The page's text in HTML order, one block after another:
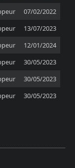
07/02/2022
13/07/2023
12/01/2024
30/05/2023
30/05/2023
30/05/2023